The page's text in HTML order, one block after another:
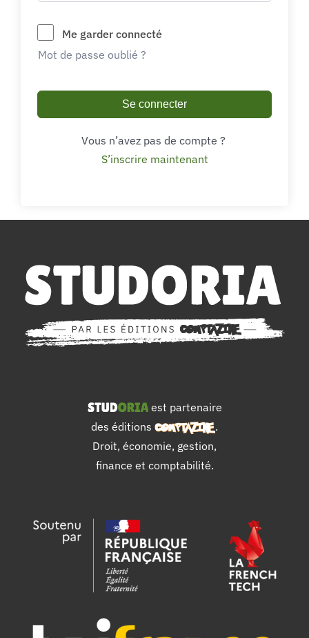
Me garder connecté
Mot de passe oublié ?
Se connecter
Vous n’avez pas de compte ?
S’inscrire maintenant
est partenaire
des éditions
.
Droit, économie, gestion,
finance et comptabilité.